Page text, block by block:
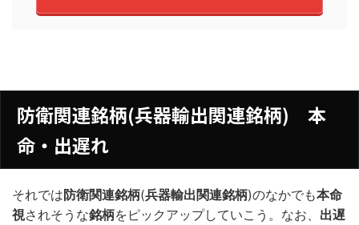
防衛関連銘柄(兵器輸出関連銘柄) 本
命・出遅れ
それでは防衛関連銘柄(兵器輸出関連銘柄)のなかでも本命
視されそうな銘柄をピックアップしていこう。なお、 出遅